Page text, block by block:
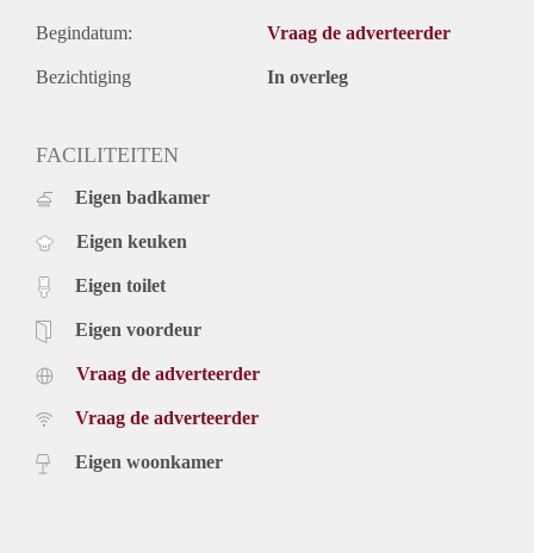
Begindatum: Vraag de adverteerder
Bezichtiging In overleg
FACILITEITEN
Eigen badkamer
Eigen keuken
Eigen toilet
Eigen voordeur
Vraag de adverteerder
Vraag de adverteerder
Eigen woonkamer